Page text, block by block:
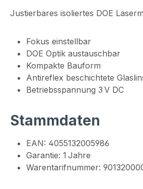
Justierbares isoliertes DOE
Fokus einstellbar
DOE Optik austauschbar
Kompakte Bauform
Antireflex beschichtete
Betriebsspannung 3 V DC
Stammdaten
EAN: 4055132005986
Garantie: 1 Jahre
Warentarifnummer: